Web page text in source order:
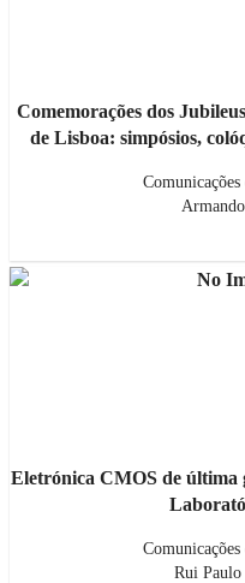
Comemorações dos
de Lisboa: simpósios,
Comunicações
Eletrónica CMOS de última
Comunicações
Rui